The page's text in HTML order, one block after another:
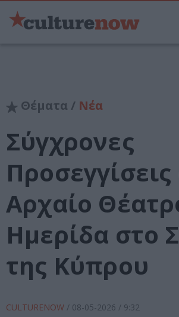
Θέματα / Νέα
Σύγχρονες
Αρχαίο
Ημερίδα στο
της Κύπρου
CULTURENOW / 08-05-2026 / 9:32